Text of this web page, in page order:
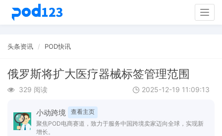
头条资讯 POD快讯
俄罗斯将扩大医疗器械标签管理范围
329 阅读 2025-12-19 11:09:13
小动跨境
查看主页
聚焦POD电商赛道，致力于服务中国跨境卖家迈向全球，实现新
增长。